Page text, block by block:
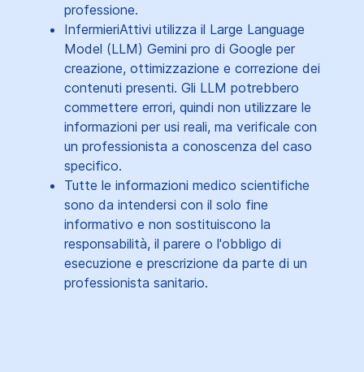
professione.
InfermieriAttivi utilizza il Large Language
Model (LLM) Gemini pro di Google per
creazione, ottimizzazione e correzione dei
contenuti presenti. Gli LLM potrebbero
commettere errori, quindi non utilizzare le
informazioni per usi reali, ma verificale con
un professionista a conoscenza del caso
specifico.
Tutte le informazioni medico scientifiche
sono da intendersi con il solo fine
informativo e non sostituiscono la
responsabilità, il parere o l'obbligo di
esecuzione e prescrizione da parte di un
professionista sanitario.